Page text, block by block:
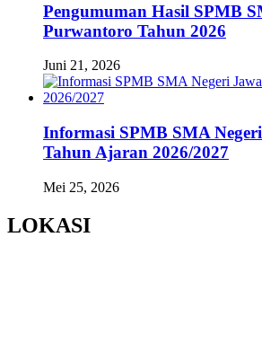
Pengumuman Hasil SPMB
Purwantoro Tahun 2026
Juni 21, 2026
Informasi SPMB SMA
Tahun Ajaran 2026/2027
Mei 25, 2026
LOKASI